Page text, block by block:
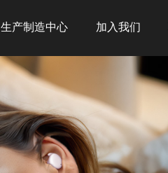
生产制造中心 加入我们